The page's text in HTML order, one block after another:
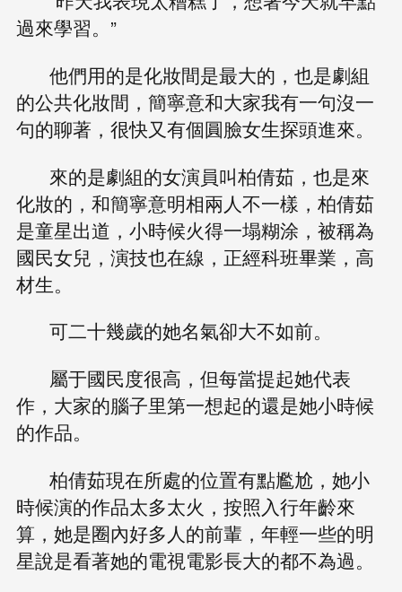
過來學習。”
他們用的是化妝間是最大的，也是劇組
的公共化妝間，簡寧意和大家我有一句沒一
句的聊著，很快又有個圓臉女生探頭進來。
來的是劇組的女演員叫柏倩茹，也是來
化妝的，和簡寧意明相兩人不一樣，柏倩茹
是童星出道，小時候火得一塌糊涂，被稱為
國民女兒，演技也在線，正經科班畢業，高
材生。
可二十幾歲的她名氣卻大不如前。
屬于國民度很高，但每當提起她代表
作，大家的腦子里第一想起的還是她小時候
的作品。
柏倩茹現在所處的位置有點尷尬，她小
時候演的作品太多太火，按照入行年齡來
算，她是圈內好多人的前輩，年輕一些的明
星說是看著她的電視電影長大的都不為過。